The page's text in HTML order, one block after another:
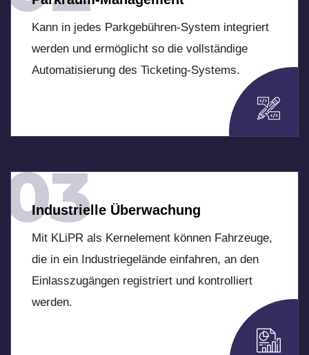
Kann in jedes Parkgebühren-System integriert
werden und ermöglicht so die vollständige
Automatisierung des Ticketing-Systems.
03
Industrielle Überwachung
Mit KLiPR als Kernelement können Fahrzeuge,
die in ein Industriegelände einfahren, an den
Einlasszugängen registriert und kontrolliert
werden.